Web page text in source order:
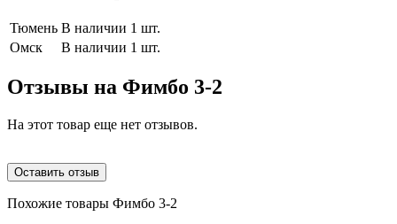
Тюмень В наличии 1 шт.
Омск
В наличии 1 шт.
Отзывы на Фимбо 3-2
На этот товар еще нет отзывов.
Оставить отзыв
Похожие товары Фимбо 3-2